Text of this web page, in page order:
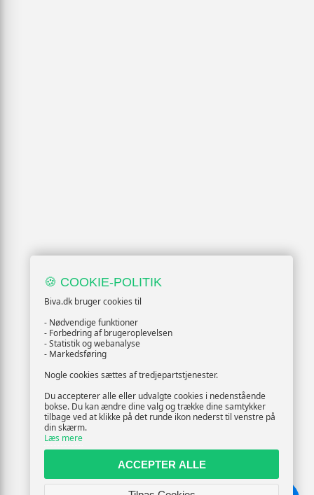
🍪 COOKIE-POLITIK
Biva.dk bruger cookies til
- Nødvendige funktioner
- Forbedring af brugeroplevelsen
- Statistik og webanalyse
- Markedsføring
Nogle cookies sættes af tredjepartstjenester.
Du accepterer alle eller udvalgte cookies i nedenstående
bokse. Du kan ændre dine valg og trække dine samtykker
tilbage ved at klikke på det runde ikon nederst til venstre på
din skærm.
Læs mere
ACCEPTER ALLE